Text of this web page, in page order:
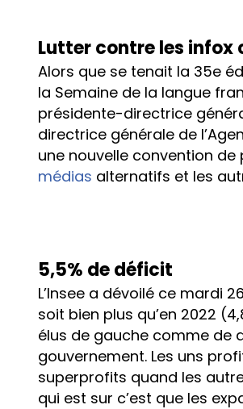
Lutter contre les infox
Alors que se tenait la 35e
la Semaine de la langue
présidente-directrice
directrice générale de
une nouvelle convention de
médias alternatifs et les
5,5% de déficit
L’Insee a dévoilé ce mardi
soit bien plus qu’en 2022
élus de gauche comme de
gouvernement. Les uns
superprofits quand les
qui est sur c’est que les